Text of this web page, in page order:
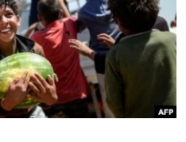
فرهنگ و زندگی
حقوق شهروندی
اقتصادی
علم و فناوری
مستندها
انتخابات ریاست جمهوری آمریکا ۲۰۲۴
حمله جمهوری اسلامی به اسرائیل
دنبال کنید
زبانهای مختلف